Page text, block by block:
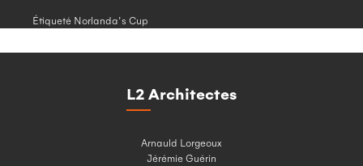
Étiqueté Norlanda's Cup
L2 Architectes
Arnauld Lorgeoux
Jérémie Guérin